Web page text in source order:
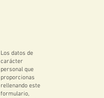
Los datos de
carácter
personal que
proporcionas
rellenando este
formulario,